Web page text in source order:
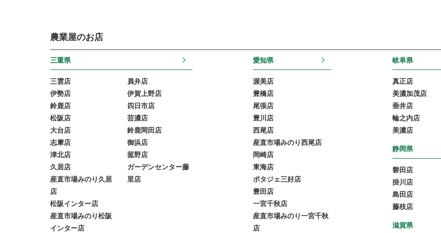
農業屋のお店
三重県
三雲店
伊勢店
鈴鹿店
松阪店
大台店
志摩店
津北店
久居店
産直市場みのり久居
店
松阪インター店
産直市場みのり松阪
インター店
員弁店
伊賀上野店
四日市店
芸濃店
鈴鹿岡田店
御浜店
菰野店
ガーデンセンター藤
里店
愛知県
渥美店
豊橋店
尾張店
豊川店
西尾店
産直市場みのり西尾店
岡崎店
東海店
ポタジェ三好店
豊田店
一宮千秋店
産直市場みのり一宮千秋
店
岐阜県
真正店
美濃加茂店
垂井店
輪之内店
美濃店
静岡県
磐田店
掛川店
島田店
藤枝店
滋賀県